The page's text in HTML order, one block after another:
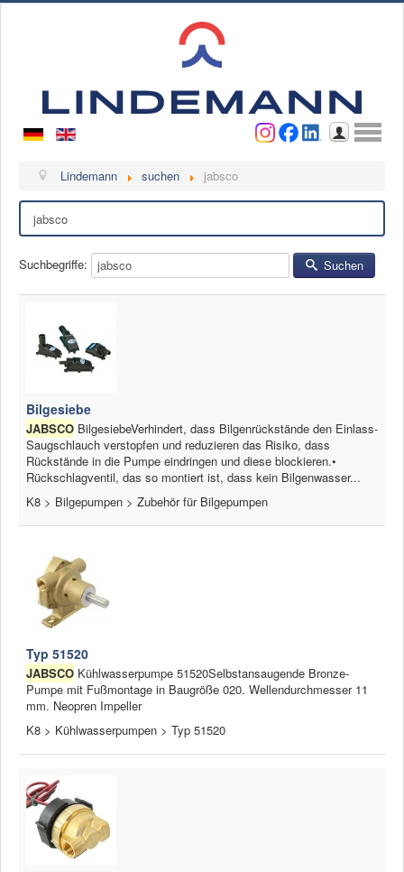
Benutzername
Lindemann
Ansprechpartner
Videos
Kontakt
Ansprechpartner
Kontaktformular
Reklamation
News
Produkte
Produkte
Katalogcenter
Kataloge bestellen
Händler
MyLindemann
MyLindemann
Jobs
Lindemann suchen
jabsco
Suchbegriffe: Suchen
Bilgesiebe
JABSCO BilgesiebeVerhindert, dass Bilgenrückstände den Einlass-
Saugschlauch verstopfen und reduzieren das Risiko, dass
Rückstände in die Pumpe eindringen und diese blockieren.•
Rückschlagventil, das so montiert ist, dass kein Bilgenwasser...
K8 > Bilgepumpen > Zubehör für Bilgepumpen
Typ 51520
JABSCO Kühlwasserpumpe 51520Selbstansaugende Bronze-
Pumpe mit Fußmontage in Baugröße 020. Wellendurchmesser 11
mm. Neopren Impeller
K8 > Kühlwasserpumpen > Typ 51520